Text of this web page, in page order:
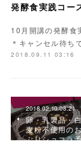
発酵食実践コー
10月開講の発酵食
＊キャンセル待ち
2018.09.11 03:16
2018.02.10 08:21
卵・乳製品・
麦粉不使用の
ぷりショコラ